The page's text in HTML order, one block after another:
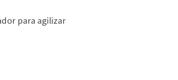
para agilizar